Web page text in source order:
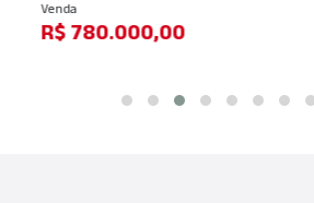
Venda
R$ 780.000,00